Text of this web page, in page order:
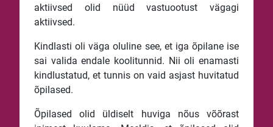
aktiivsed olid nüüd vastuootust vägagi
aktiivsed.
Kindlasti oli väga oluline see, et iga õpilane ise
sai valida endale koolitunnid. Nii oli enamasti
kindlustatud, et tunnis on vaid asjast huvitatud
õpilased.
Õpilased olid üldiselt huviga nõus võõrast